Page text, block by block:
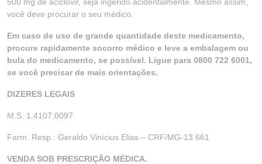
você deve procurar o seu médico.
Em caso de uso de grande quantidade deste medicamento,
procure rapidamente socorro médico e leve a embalagem ou
bula do medicamento, se possível. Ligue para 0800 722 6001,
se você precisar de mais orientações.
DIZERES LEGAIS
M.S. 1.4107.0097
Farm. Resp.: Geraldo Vinícius Elias – CRF/MG-13.661
VENDA SOB PRESCRIÇÃO MÉDICA.